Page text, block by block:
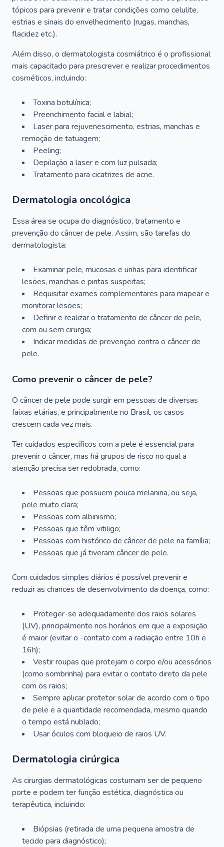
tópicos para prevenir e tratar condições como celulite,
estrias e sinais do envelhecimento (rugas, manchas,
flacidez etc.).
Além disso, o dermatologista cosmiátrico é o profissional
mais capacitado para prescrever e realizar procedimentos
cosméticos, incluindo:
Toxina botulínica;
Preenchimento facial e labial;
Laser para rejuvenescimento, estrias, manchas e
remoção de tatuagem;
Peeling;
Depilação a laser e com luz pulsada;
Tratamento para cicatrizes de acne.
Dermatologia oncológica
Essa área se ocupa do diagnóstico, tratamento e
prevenção do câncer de pele. Assim, são tarefas do
dermatologista:
Examinar pele, mucosas e unhas para identificar
lesões, manchas e pintas suspeitas;
Requisitar exames complementares para mapear e
monitorar lesões;
Definir e realizar o tratamento de câncer de pele,
com ou sem cirurgia;
Indicar medidas de prevenção contra o câncer de
pele.
Como prevenir o câncer de pele?
O câncer de pele pode surgir em pessoas de diversas
faixas etárias, e principalmente no Brasil, os casos
crescem cada vez mais.
Ter cuidados específicos com a pele é essencial para
prevenir o câncer, mas há grupos de risco no qual a
atenção precisa ser redobrada, como:
Pessoas que possuem pouca melanina, ou seja,
pele muito clara;
Pessoas com albinismo;
Pessoas que têm vitiligo;
Pessoas com histórico de câncer de pele na família;
Pessoas que já tiveram câncer de pele.
Com cuidados simples diários é possível prevenir e
reduzir as chances de desenvolvimento da doença, como:
Proteger-se adequadamente dos raios solares
(UV), principalmente nos horários em que a exposição
é maior (evitar o -contato com a radiação entre 10h e
16h);
Vestir roupas que protejam o corpo e/ou acessórios
(como sombrinha) para evitar o contato direto da pele
com os raios;
Sempre aplicar protetor solar de acordo com o tipo
de pele e a quantidade recomendada, mesmo quando
o tempo está nublado;
Usar óculos com bloqueio de raios UV.
Dermatologia cirúrgica
As cirurgias dermatológicas costumam ser de pequeno
porte e podem ter função estética, diagnóstica ou
terapêutica, incluindo:
Biópsias (retirada de uma pequena amostra de
tecido para diagnóstico);